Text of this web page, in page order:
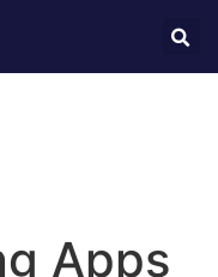
Apps